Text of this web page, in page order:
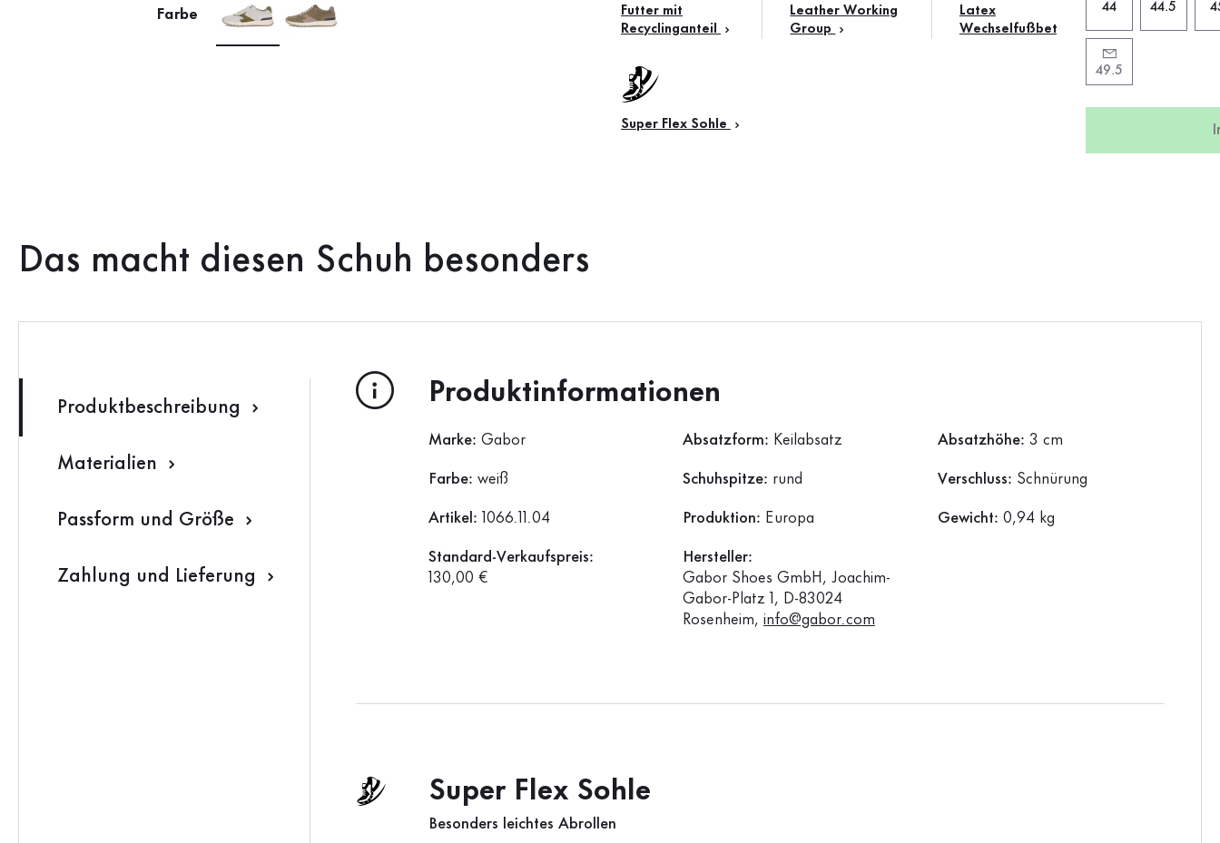
Farbe 44 44.5
49.5
Futter mit
Recyclinganteil
Leather Working
Group
Latex
Wechselfußbett
Super Flex Sohle
Das macht diesen Schuh besonders
Produktbeschreibung
Materialien
Passform und Größe
Zahlung und Lieferung
Produktinformationen
Marke: Gabor Absatzform: Keilabsatz Absatzhöhe: 3 cm
Farbe: weiß Schuhspitze: rund Verschluss: Schnürung
Artikel: 1066.11.04 Produktion: Europa Gewicht: 0,94 kg
Standard-Verkaufspreis:
130,00 €
Hersteller:
Gabor Shoes GmbH, Joachim-
Gabor-Platz 1, D-83024
Rosenheim, info@gabor.com
Super Flex Sohle
Besonders leichtes Abrollen